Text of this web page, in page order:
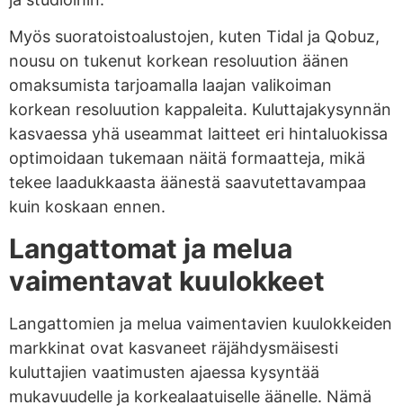
Myös suoratoistoalustojen, kuten Tidal ja Qobuz,
nousu on tukenut korkean resoluution äänen
omaksumista tarjoamalla laajan valikoiman
korkean resoluution kappaleita. Kuluttajakysynnän
kasvaessa yhä useammat laitteet eri hintaluokissa
optimoidaan tukemaan näitä formaatteja, mikä
tekee laadukkaasta äänestä saavutettavampaa
kuin koskaan ennen.
Langattomat ja melua
vaimentavat kuulokkeet
Langattomien ja melua vaimentavien kuulokkeiden
markkinat ovat kasvaneet räjähdysmäisesti
kuluttajien vaatimusten ajaessa kysyntää
mukavuudelle ja korkealaatuiselle äänelle. Nämä